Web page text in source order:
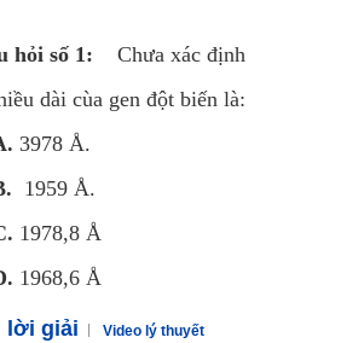
hỏi số 1:
Chưa xác định
dài cùa gen đột biến là:
3978 Å.
1959 Å.
1978,8 Å
1968,6 Å
lời giải Video lý thuyết